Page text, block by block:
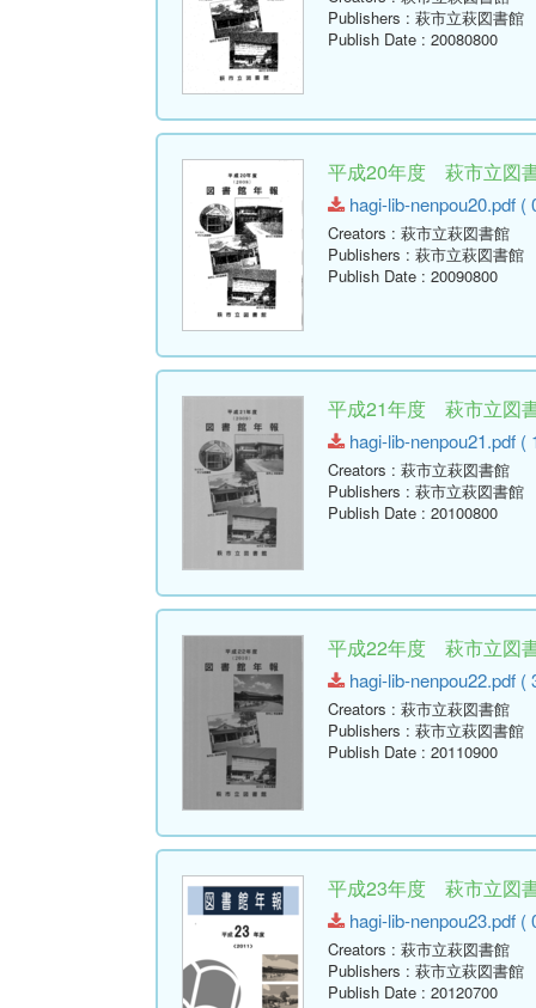
Publishers : 萩市立萩図書館
Publish Date : 20080800
平成20年度 萩市立図
hagi-lib-nenpou20.pdf (
Creators : 萩市立萩図書館
Publishers : 萩市立萩図書館
Publish Date : 20090800
平成21年度 萩市立図
hagi-lib-nenpou21.pdf (
Creators : 萩市立萩図書館
Publishers : 萩市立萩図書館
Publish Date : 20100800
平成22年度 萩市立図
hagi-lib-nenpou22.pdf (
Creators : 萩市立萩図書館
Publishers : 萩市立萩図書館
Publish Date : 20110900
平成23年度 萩市立図
hagi-lib-nenpou23.pdf (
Creators : 萩市立萩図書館
Publishers : 萩市立萩図書館
Publish Date : 20120700